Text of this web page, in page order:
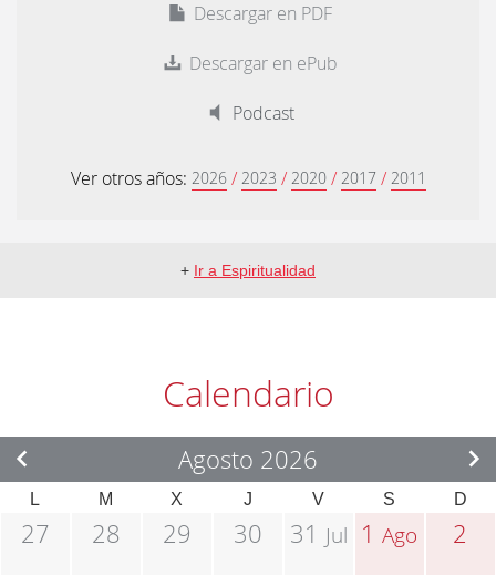
Descargar en PDF
Descargar en ePub
Podcast
Ver otros años: 2026 / 2023 / 2020 / 2017 / 2011
+ Ir a Espiritualidad
Calendario
Agosto 2026
L M X J V S D
27 28 29 30 31 Jul 1Ago 2